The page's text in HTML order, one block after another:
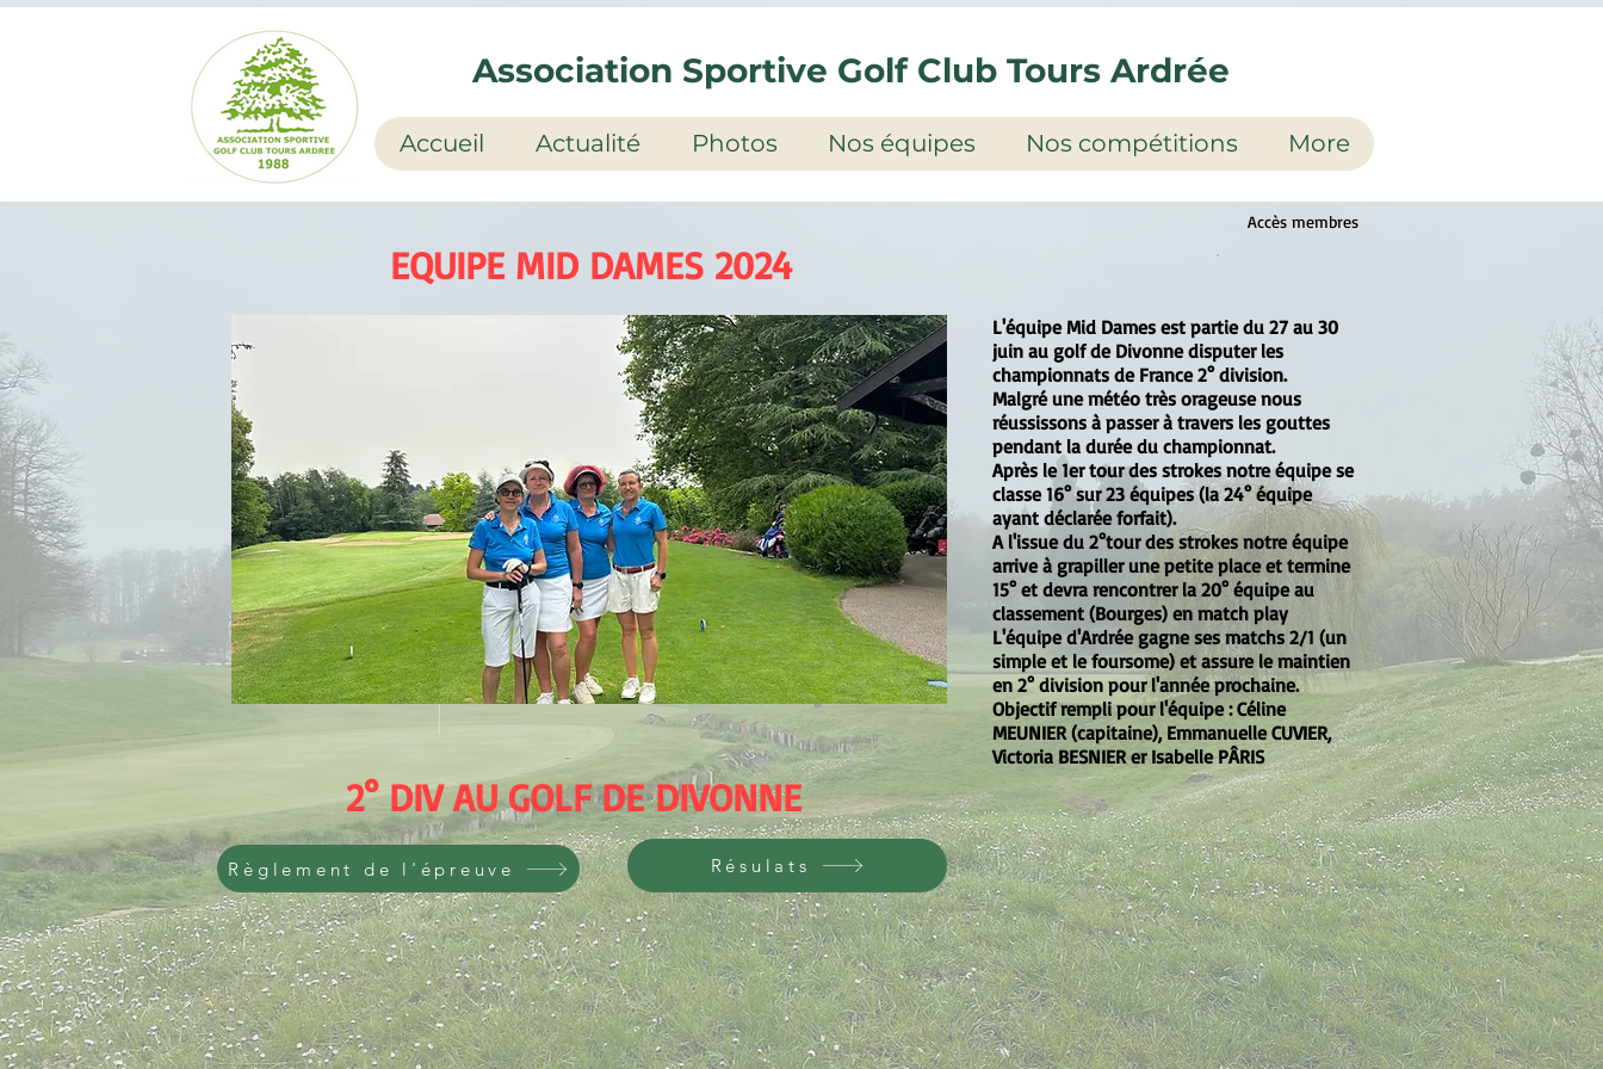
Association Sportive Golf Club Tours Ardrée
Accueil Actualité Photos Nos équipes Nos compétitions More
Accès membres
EQUIPE MID DAMES 2024
2° DIV AU GOLF DE DIVONNE
Règlement de l'épreuve Résulats
L'équipe Mid Dames est partie du 27 au 30
juin au golf de Divonne disputer les
championnats de France 2° division.
Malgré une météo très orageuse nous
réussissons à passer à travers les gouttes
pendant la durée du championnat.
Après le 1er tour des strokes notre équipe se
classe 16° sur 23 équipes (la 24° équipe
ayant déclarée forfait).
A l'issue du 2°tour des strokes notre équipe
arrive à grapiller une petite place et termine
15° et devra rencontrer la 20° équipe au
classement (Bourges) en match play
L'équipe d'Ardrée gagne ses matchs 2/1 (un
simple et le foursome) et assure le maintien
en 2° division pour l'année prochaine.
Objectif rempli pour l'équipe : Céline
MEUNIER (capitaine), Emmanuelle CUVIER,
Victoria BESNIER er Isabelle PÂRIS